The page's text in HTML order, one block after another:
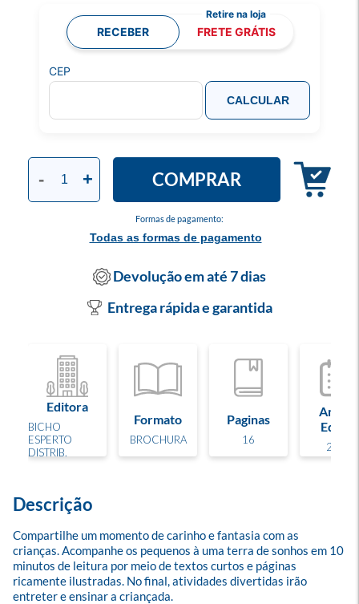
Formas de pagamento:
Todas as formas de pagamento
- + COMPRAR
RECEBER FRETE GRÁTIS
CEP
CALCULAR
Devolução em até 7 dias
Entrega rápida e garantida
Editora
BICHO
ESPERTO
DISTRIB.
Formato
BROCHURA
Paginas
16
Ano de
Edição
2019
Descrição
Compartilhe um momento de carinho e fantasia com as
crianças. Acompanhe os pequenos à uma terra de sonhos em 10
minutos de leitura por meio de textos curtos e páginas
ricamente ilustradas. No final, atividades divertidas irão
entreter e ensinar a criançada.